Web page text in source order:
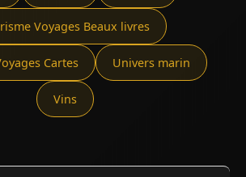
Voyages Beaux livres
Cartes Univers marin
Vins